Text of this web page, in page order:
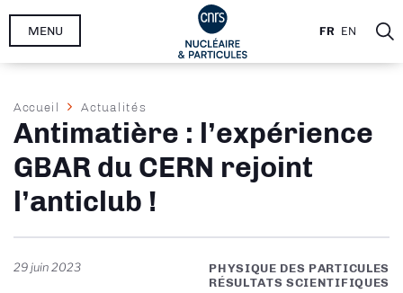
Aller
FR EN
MENU
Fil
d'Ariane
Accueil Actualités
Antimatière : l’expérience
GBAR du CERN rejoint
l’anticlub !
29 juin 2023
PHYSIQUE DES PARTICULES
RÉSULTATS SCIENTIFIQUES